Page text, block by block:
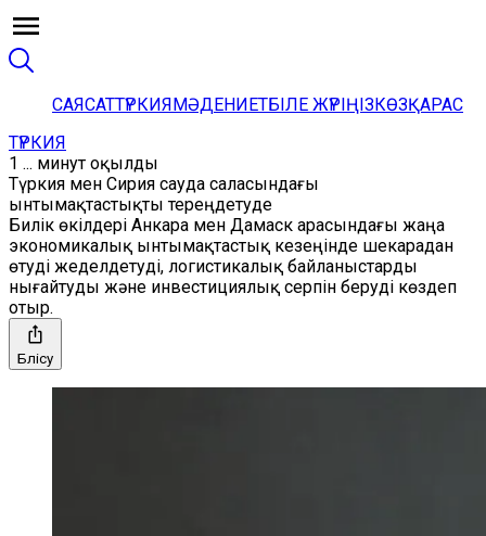
САЯСАТТҮРКИЯМӘДЕНИЕТБІЛЕ ЖҮРІҢІЗКӨЗҚАРАС
ТҮРКИЯ
1 ... минут оқылды
Түркия мен Сирия сауда саласындағы
ынтымақтастықты тереңдетуде
Билік өкілдері Анкара мен Дамаск арасындағы жаңа
экономикалық ынтымақтастық кезеңінде шекарадан
өтуді жеделдетуді, логистикалық байланыстарды
нығайтуды және инвестициялық серпін беруді көздеп
отыр.
Бөлісу